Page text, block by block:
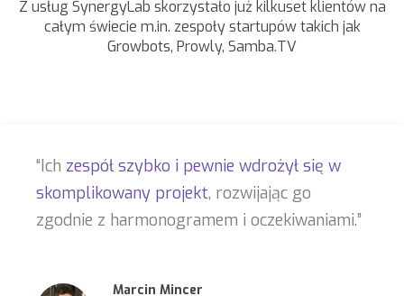
Z usług SynergyLab skorzystało już kilkuset klientów na
całym świecie m.in. zespoły startupów takich jak
Growbots, Prowly, Samba.TV
“Ich zespół szybko i pewnie wdrożył się w
skomplikowany projekt, rozwijając go
zgodnie z harmonogramem i oczekiwaniami.”
Marcin Mincer